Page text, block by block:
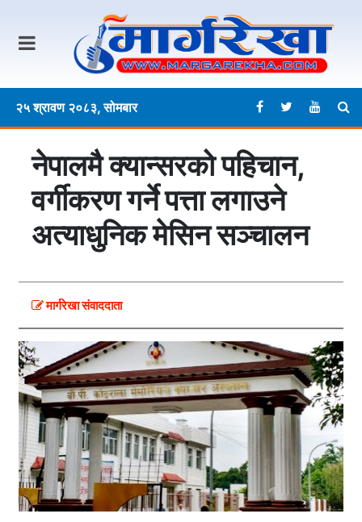
२५ श्रावण २०८३, सोमबार
नेपालमै क्यान्सरको पहिचान,
वर्गीकरण गर्ने पत्ता लगाउने
अत्याधुनिक मेसिन सञ्चालन
मार्गरेखा संवाददाता